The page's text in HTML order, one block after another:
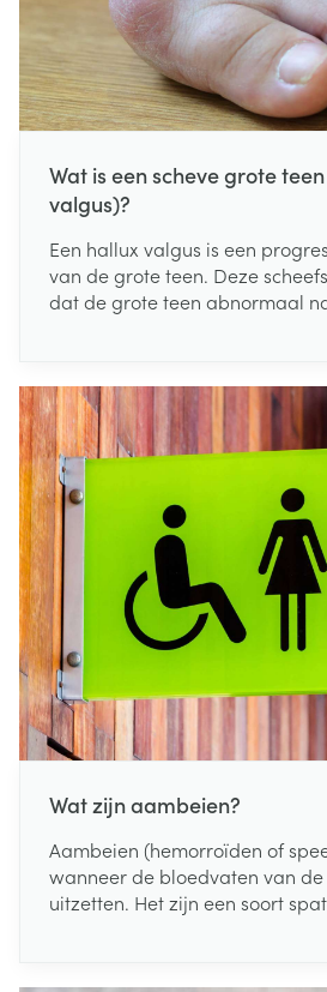
Wat is een scheve grote
valgus)?
Een hallux valgus is een
van de grote teen. Deze
dat de grote teen abnormaal
Wat zijn aambeien?
Aambeien (hemorroïden of
wanneer de bloedvaten van
uitzetten. Het zijn een soort